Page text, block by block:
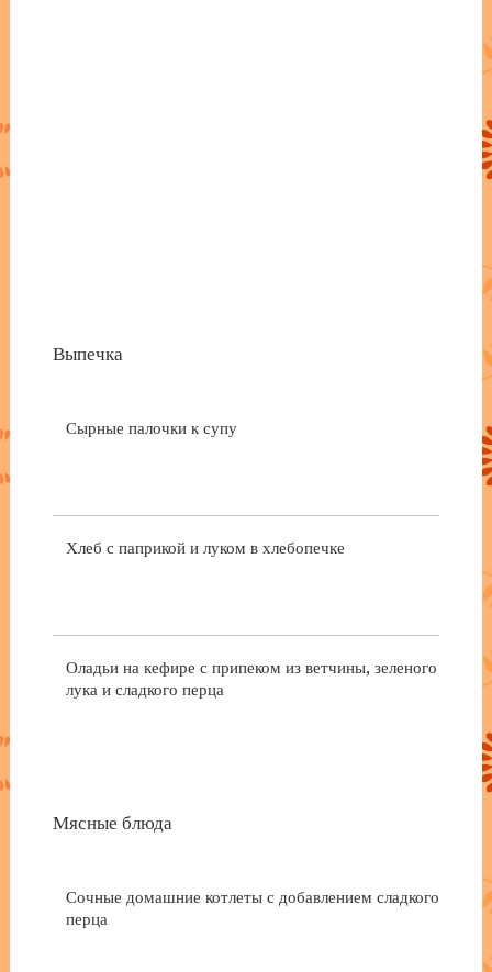
Выпечка
Сырные палочки к супу
Хлеб с паприкой и луком в хлебопечке
Оладьи на кефире с припеком из ветчины, зеленого
лука и сладкого перца
Мясные блюда
Сочные домашние котлеты с добавлением сладкого
перца